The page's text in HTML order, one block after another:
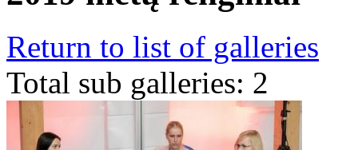
Return to list of galleries
Total sub galleries: 2